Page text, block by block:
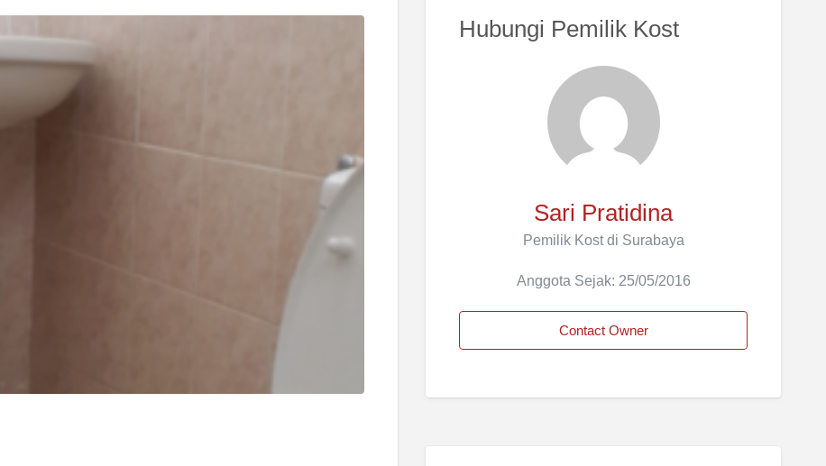
Hubungi Pemilik Kost
Sari Pratidina
Pemilik Kost di Surabaya
Anggota Sejak: 25/05/2016
Contact Owner